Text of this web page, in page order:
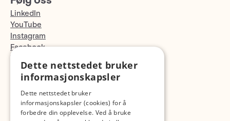
LinkedIn
YouTube
Instagram
Facebook
TikTok
Fotopodden
Med forbehold om skrive- og lagerfeil
Dette nettstedet bruker
informasjonskapsler
Dette nettstedet bruker
informasjonskapsler (cookies) for å
forbedre din opplevelse. Ved å bruke